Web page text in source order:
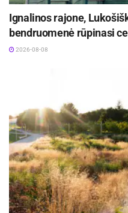
Koordinatės:
Antrasis informacinis
g. 2A, ties įvažiavimu į
vietovės istorija bei
kadaise buvo
Informacinio stendo
Koordinatės:
Vaizdinę ir tekstinę
iš Zarasų kilęs
Subatavičius.
Ignalinos rajone,
bendruomenė rūpinasi
2026-08-08